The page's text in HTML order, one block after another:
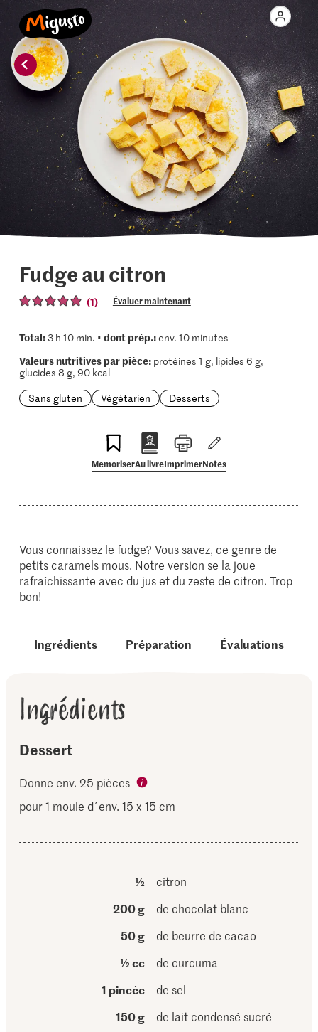
Fudge au citron
(1) Évaluer maintenant
Total:3 h 10 min. • dont prép.:env. 10 minutes
Valeurs nutritives par pièce:protéines 1 g, lipides 6 g,
glucides 8 g, 90 kcal
Sans gluten
Végétarien Desserts
MemoriserAu livreImprimerNotes
Vous connaissez le fudge? Vous savez, ce genre de
petits caramels mous. Notre version se la joue
rafraîchissante avec du jus et du zeste de citron. Trop
bon!
Ingrédients Préparation Évaluations
Ingrédients
Dessert
Donne env. 25 pièces
pour 1 moule d´env. 15 x 15 cm
½
citron
200 g
de chocolat blanc
50 g
de beurre de cacao
½ cc
de curcuma
1 pincée
de sel
150 g
de lait condensé sucré